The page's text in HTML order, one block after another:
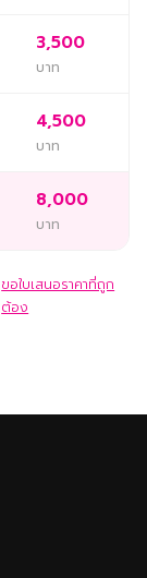
3,500
บาท
4,500
บาท
8,000
บาท
ขอใบเสนอราคาที่ถูก
ต้อง